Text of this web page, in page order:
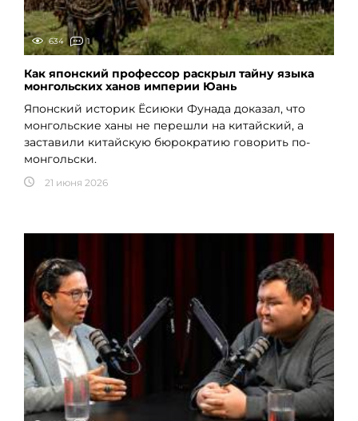
634 1
Как японский профессор раскрыл тайну языка
монгольских ханов империи Юань
Японский историк Ёсиюки Фунада доказал, что
монгольские ханы не перешли на китайский, а
заставили китайскую бюрократию говорить по-
монгольски.
21 июня 2026